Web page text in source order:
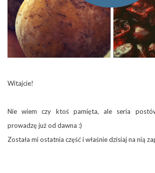
Witajcie!
Nie wiem czy ktoś pamięta, ale seria
prowadzę już od dawna :)
Została mi ostatnia część i właśnie dzisiaj na nią